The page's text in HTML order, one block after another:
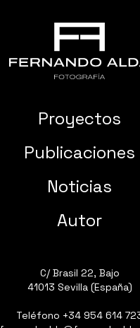
Proyectos
Publicaciones
Noticias
Autor
C/ Brasil 22, Bajo
41013 Sevilla (España)
Teléfono +34 954 614